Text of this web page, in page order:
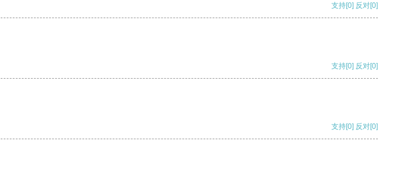
支持[0] 反对[0]
支持[0] 反对[0]
支持[0] 反对[0]